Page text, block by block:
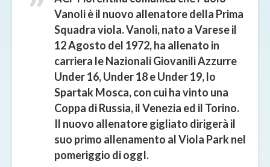
Vanoli è il nuovo allenatore della Prima
Squadra viola. Vanoli, nato a Varese il
12 Agosto del 1972, ha allenato in
carriera le Nazionali Giovanili Azzurre
Under 16, Under 18 e Under 19, lo
Spartak Mosca, con cui ha vinto una
Coppa di Russia, il Venezia ed il Torino.
Il nuovo allenatore gigliato dirigerà il
suo primo allenamento al Viola Park nel
pomeriggio di oggI.